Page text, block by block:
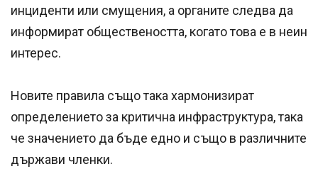
инциденти или смущения, а органите следва да
информират обществеността, когато това е в неин
интерес.
Новите правила също така хармонизират
определението за критична инфраструктура, така
че значението да бъде едно и също в различните
държави членки.